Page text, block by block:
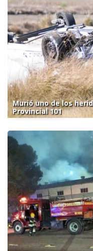
Murió uno de los
Provincial 101